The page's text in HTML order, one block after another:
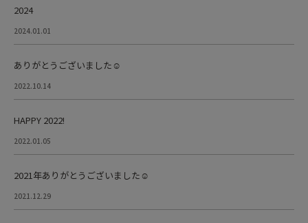
2024
2024.01.01
ありがとうございました☺️
2022.10.14
HAPPY 2022!
2022.01.05
2021年ありがとうございました☺️
2021.12.29